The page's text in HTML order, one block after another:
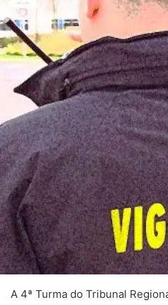
A 4ª Turma do Tribunal